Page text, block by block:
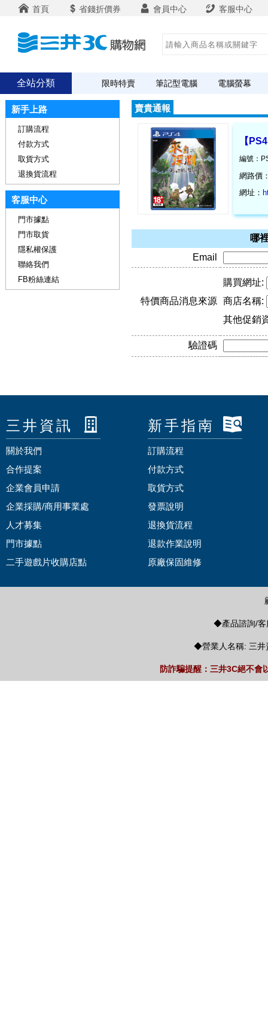
首頁 省錢折價券 會員中心 客服中心
全站分類 限時特賣 筆記型電腦 電腦螢幕
賣貴通報
【
編號：
網路價
網址：
哪
Email
特價商品消息來源
購買網址:
商店名稱:
其他促銷
驗證碼
新手上路
訂購流程
付款方式
取貨方式
退換貨流程
客服中心
門市據點
門市取貨
隱私權保護
聯絡我們
FB粉絲連結
三井資訊
關於我們
合作提案
企業會員申請
企業採購/商用事業處
人才募集
門市據點
二手遊戲片收購店點
新手指南
訂購流程
付款方式
取貨方式
發票說明
退換貨流程
退款作業說明
原廠保固維修
◆產品諮詢/客
◆營業人名稱: 三井
防詐騙提醒：三井3C絕不會